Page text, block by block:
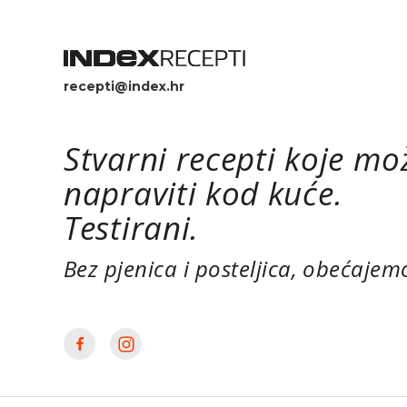
recepti@index.hr
Stvarni recepti koje
napraviti kod kuće.
Testirani.
Bez pjenica i posteljica,